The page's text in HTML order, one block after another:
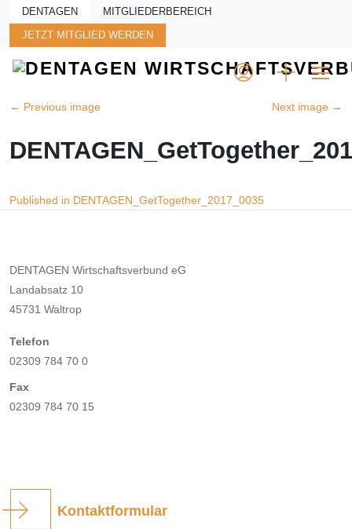
Skip to main content
DENTAGEN MITGLIEDERBEREICH
JETZT MITGLIED WERDEN
← Previous image Next image →
Beitragsnavigation
Published in DENTAGEN_GetTogether_2017_0035
DENTAGEN Wirtschaftsverbund eG
Landabsatz 10
45731 Waltrop
Telefon
02309 784 70 0
Fax
02309 784 70 15
Kontaktformular